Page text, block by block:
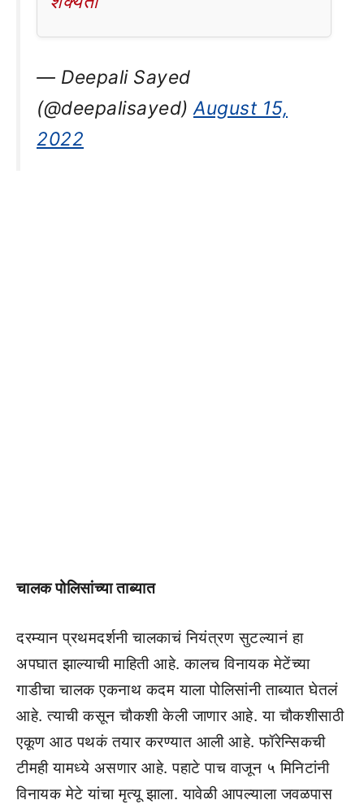
— Deepali Sayed
(@deepalisayed)August 15,
2022
चालक पोलिसांच्या ताब्यात
दरम्यान प्रथमदर्शनी चालकाचं नियंत्रण सुटल्यानं हा
अपघात झाल्याची माहिती आहे. कालच विनायक मेटेंच्या
गाडीचा चालक एकनाथ कदम याला पोलिसांनी ताब्यात घेतलं
आहे. त्याची कसून चौकशी केली जाणार आहे. या चौकशीसाठी
एकूण आठ पथकं तयार करण्यात आली आहे. फॉरेन्सिकची
टीमही यामध्ये असणार आहे. पहाटे पाच वाजून ५ मिनिटांनी
विनायक मेटे यांचा मृत्यू झाला. यावेळी आपल्याला जवळपास